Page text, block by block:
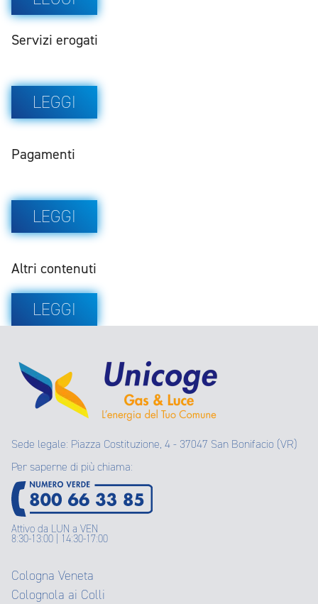
Servizi erogati
LEGGI
Pagamenti
LEGGI
Altri contenuti
LEGGI
Sede legale: Piazza Costituzione, 4 - 37047 San Bonifacio (VR)
Per saperne di più chiama:
Attivo da LUN a VEN
8:30-13:00 | 14:30-17:00
Cologna Veneta
Colognola ai Colli